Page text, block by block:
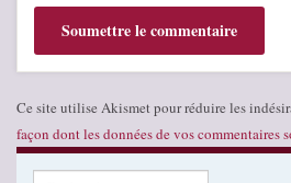
Ce site utilise Akismet pour réduire les
façon dont les données de vos commentaires